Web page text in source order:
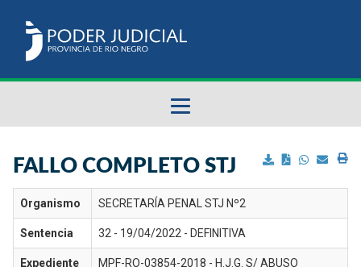
Sumarios del STJ
Manual del Usuario
FALLO COMPLETO STJ
Organismo SECRETARÍA PENAL STJ Nº2
Sentencia 32 - 19/04/2022 - DEFINITIVA
Expediente
MPF-RO-03854-2018 - H.J.G. S/ ABUSO